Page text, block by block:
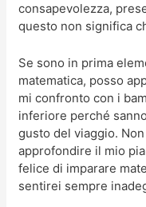
consapevolezza,
questo non significa
Se sono in prima
matematica, posso
mi confronto con i
inferiore perché
gusto del viaggio.
approfondire il mio
felice di imparare
sentirei sempre